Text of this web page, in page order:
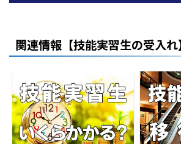
関連情報【技能実習生の受入れ